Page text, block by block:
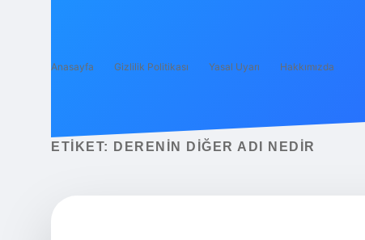
Anasayfa Gizlilik Politikası Yasal Uyarı Hakkımızda
ETIKET: DERENIN DIĞER ADI NEDIR